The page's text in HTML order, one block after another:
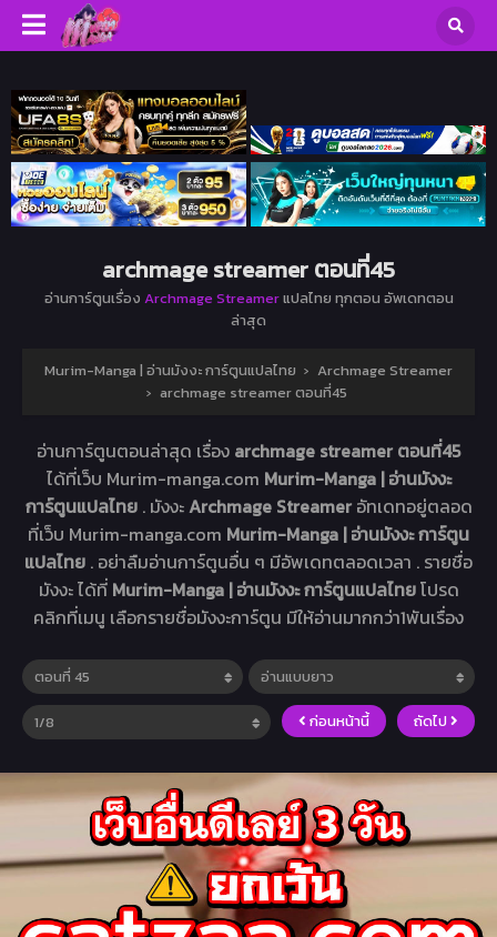
archmage streamer ตอนที่45
อ่านการ์ตูนเรื่อง Archmage Streamerแปลไทย ทุกตอน อัพเดทตอน
ล่าสุด
Murim-Manga | อ่านมังงะ การ์ตูนแปลไทย › Archmage Streamer
› archmage streamer ตอนที่45
อ่านการ์ตูนตอนล่าสุด เรื่อง archmage streamer ตอนที่45
ได้ที่เว็บ Murim-manga.com Murim-Manga | อ่านมังงะ
การ์ตูนแปลไทย . มังงะArchmage Streamer อัทเดทอยู่ตลอด
ที่เว็บ Murim-manga.com Murim-Manga | อ่านมังงะ การ์ตูน
แปลไทย . อย่าลืมอ่านการ์ตูนอื่น ๆ มีอัพเดทตลอดเวลา . รายชื่อ
มังงะ ได้ที่ Murim-Manga | อ่านมังงะ การ์ตูนแปลไทยโปรด
คลิกที่เมนู เลือกรายชื่อมังงะการ์ตูน มีให้อ่านมากกว่า1พันเรื่อง
ก่อนหน้านี้ ถัดไป